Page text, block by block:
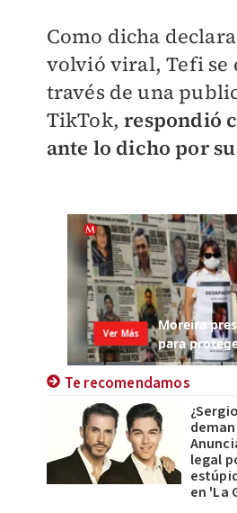
Como dicha
volvió viral, Tefi se
través de una
TikTok,respondió
ante lo dicho por
Te recomendamos
legal
en 'La